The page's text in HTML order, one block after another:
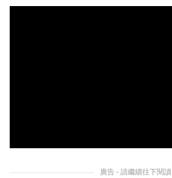
廣告 - 請繼續往下閱讀